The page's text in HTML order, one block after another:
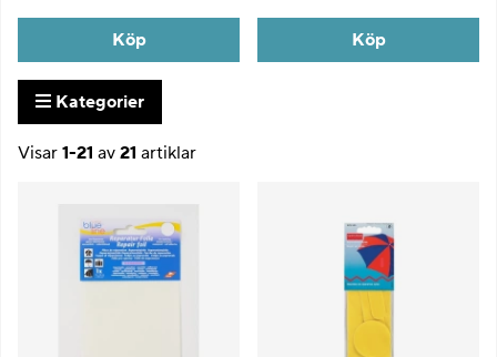
Köp Köp
Kategorier
Visar 1-21 av 21 artiklar